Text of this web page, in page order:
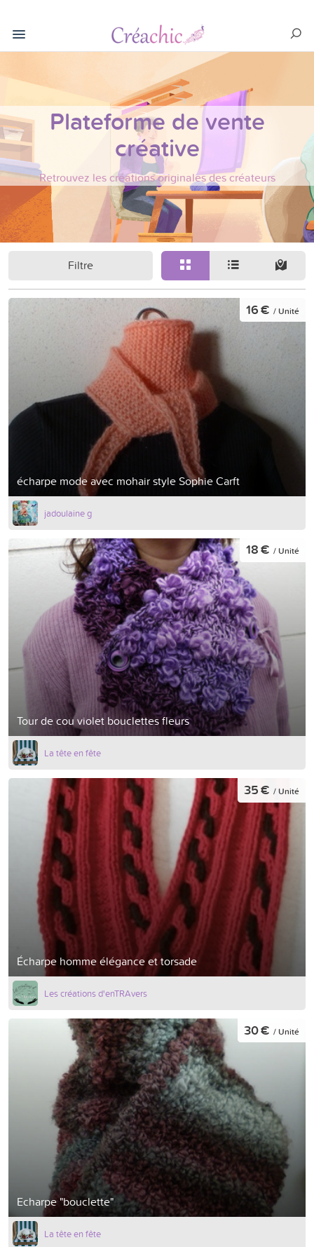
Plateforme de vente
créative
Retrouvez les créations originales des créateurs
Filtre
écharpe mode avec mohair style Sophie Carft
16 € / Unité
jadoulaine g
Tour de cou violet bouclettes fleurs
18 € / Unité
La tête en fête
Écharpe homme élégance et torsade
35 € / Unité
Les créations d'enTRAvers
Echarpe "bouclette"
30 € / Unité
La tête en fête